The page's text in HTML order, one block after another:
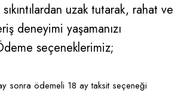
uzak tutarak, rahat ve
deneyimi yaşamanızı
seçeneklerimiz;
sonra ödemeli 18 ay taksit seçeneği